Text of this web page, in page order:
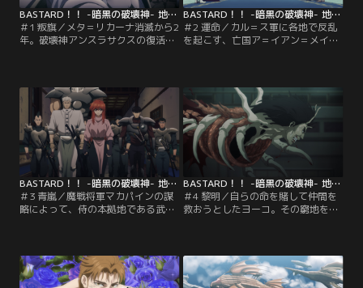
BASTARD！！ -暗黒の破壊神- 地獄の鎮魂歌編 第01話
＃1 叛旗／メタ＝リカーナ消滅から2
年。破壊神アンスラサクスの復活を
は、メタリオン大陸の9割をその手
中に収めていた。そんな中、カル＝
スの圧政に反旗を翻した民が旧ア＝
イアン＝メイデ王国の侍軍団に率い
られ、カル＝ス軍の食糧庫を襲撃す
る。その中には…。
BASTARD！！ -暗黒の破壊神- 地獄の鎮魂歌編 第02話
＃2 運命／カル＝ス軍に各地で反乱
を起こす、亡国ア＝イアン＝メイデ
マカパインだった。一人が一個軍隊
にも匹敵すると言われている魔戦将
軍の力は強大で、ヨルグも瀕死の重
傷を負う。瀕死のヨルグから侍軍団
のアジトを聞きだそうとするマカパ
インだが…。
BASTARD！！ -暗黒の破壊神- 地獄の鎮魂歌編 第03話
＃3 青嵐／魔戦将軍マカパインの謀
略によって、侍の本拠地である武家
て武家屋敷を取り囲む。それを察し
た侍たちは武士団を率いて応戦の準
BASTARD！！ -暗黒の破壊神- 地獄の鎮魂歌編 第04話
＃4 黎明／自らの命を賭して仲間を
救おうとしたヨーコ。その窮地を察
敷を蹂躙していた魔獣スフィンクス
の軍団をたやすく退ける。だがそこ